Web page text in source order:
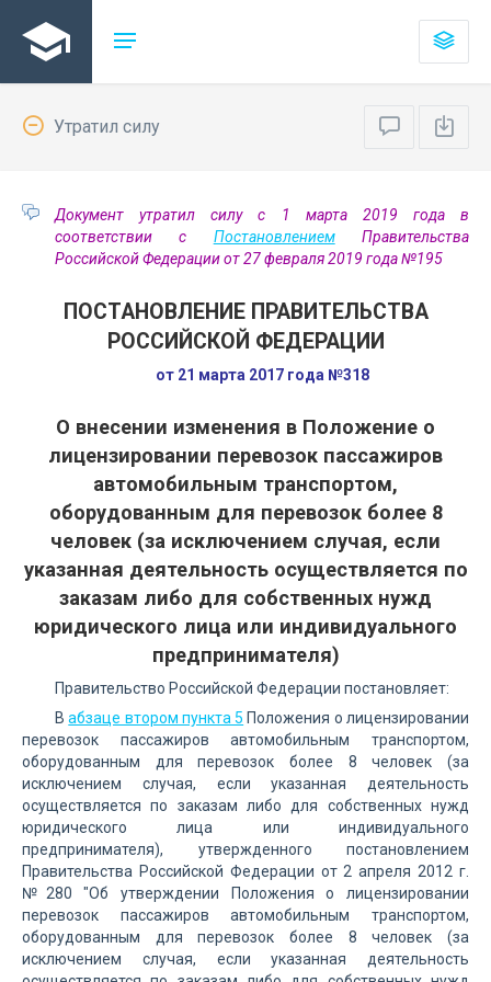
Утратил силу
Документ утратил силу с 1 марта 2019 года в
соответствии с ПостановлениемПравительства
Российской Федерации от 27 февраля 2019 года №195
ПОСТАНОВЛЕНИЕ ПРАВИТЕЛЬСТВА
РОССИЙСКОЙ ФЕДЕРАЦИИ
от 21 марта 2017 года №318
О внесении изменения в Положение о
лицензировании перевозок пассажиров
автомобильным транспортом,
оборудованным для перевозок более 8
человек (за исключением случая, если
указанная деятельность осуществляется по
заказам либо для собственных нужд
юридического лица или индивидуального
предпринимателя)
Правительство Российской Федерации постановляет:
Вабзаце втором пункта 5 Положения о лицензировании
перевозок пассажиров автомобильным транспортом,
оборудованным для перевозок более 8 человек (за
исключением случая, если указанная деятельность
осуществляется по заказам либо для собственных нужд
юридического лица или индивидуального
предпринимателя), утвержденного постановлением
Правительства Российской Федерации от 2 апреля 2012 г.
№280 "Об утверждении Положения о лицензировании
перевозок пассажиров автомобильным транспортом,
оборудованным для перевозок более 8 человек (за
исключением случая, если указанная деятельность